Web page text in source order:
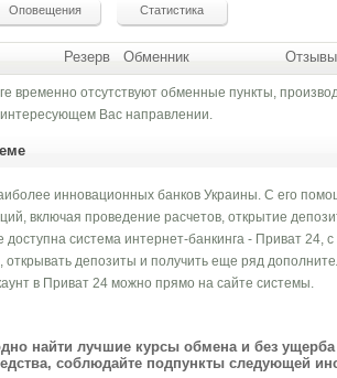
Резерв Обменник Отзывы
временно отсутствуют обменные пункты,
интересующем Вас направлении.
инновационных банков Украины. С его
включая проведение расчетов, открытие
система интернет-банкинга - Приват 24,
депозиты и получить еще ряд
в Приват 24 можно прямо на сайте системы.
найти лучшие курсы обмена и без
соблюдайте подпункты следующей